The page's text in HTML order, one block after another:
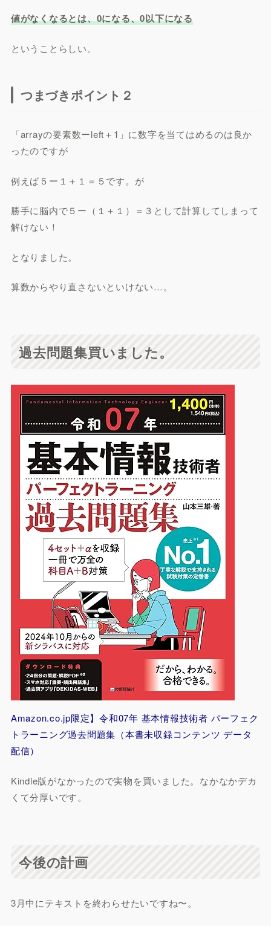
値がなくなるとは、0になる、0以下になる
ということらしい。
つまづきポイント２
「arrayの要素数ーleft＋1」に数字を当てはめるのは良か
ったのですが
例えば５ー１＋１＝５です。が
勝手に脳内で５ー（１＋１）＝３として計算してしまって
解けない！
となりました。
算数からやり直さないといけない…。
過去問題集買いました。
Amazon.co.jp限定】令和07年 基本情報技術者 パーフェク
トラーニング過去問題集（本書未収録コンテンツ データ
配信）
Kindle版がなかったので実物を買いました。なかなかデカ
くて分厚いです。
今後の計画
3月中にテキストを終わらせたいですね〜。